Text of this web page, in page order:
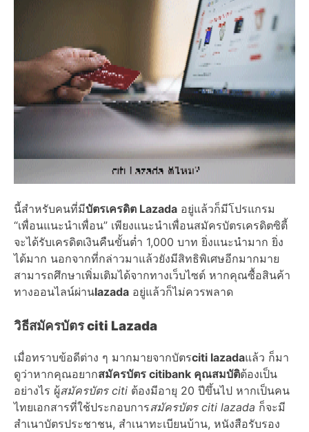
นี้สำหรับคนที่มีบัตรเครดิต Lazada อยู่แล้วก็มีโปรแกรม
“เพื่อนแนะนำเพื่อน” เพียงแนะนำเพื่อนสมัครบัตรเครดิตซิตี้
จะได้รับเครดิตเงินคืนขั้นต่ำ 1,000 บาท ยิ่งแนะนำมาก ยิ่ง
ได้มาก นอกจากที่กล่าวมาแล้วยังมีสิทธิพิเศษอีกมากมาย
สามารถศึกษาเพิ่มเติมได้จากทางเว็บไซต์ หากคุณซื้อสินค้า
ทางออนไลน์ผ่านlazada อยู่แล้วก็ไม่ควรพลาด
วิธีสมัครบัตรciti Lazada
เมื่อทราบข้อดีต่าง ๆ มากมายจากบัตรciti lazadaแล้ว ก็มา
ดูว่าหากคุณอยากสมัครบัตร citibank คุณสมบัติต้องเป็น
อย่างไร ผู้สมัครบัตร citi ต้องมีอายุ 20 ปีขึ้นไป หากเป็นคน
ไทยเอกสารที่ใช้ประกอบการสมัครบัตรciti lazada ก็จะมี
สำเนาบัตรประชาชน, สำเนาทะเบียนบ้าน, หนังสือรับรอง